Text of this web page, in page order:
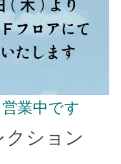
業中です
クション